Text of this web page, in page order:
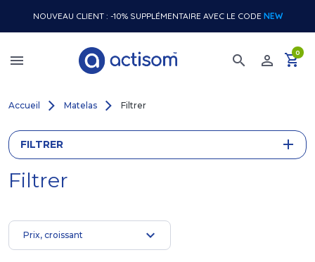
NOUVEAU CLIENT : -10% SUPPLÉMENTAIRE AVEC LE CODE NEW
search
menu perm_identity shopping_cart
0
Accueil Matelas Filtrer
FILTRER
Filtrer
Prix, croissant expand_more